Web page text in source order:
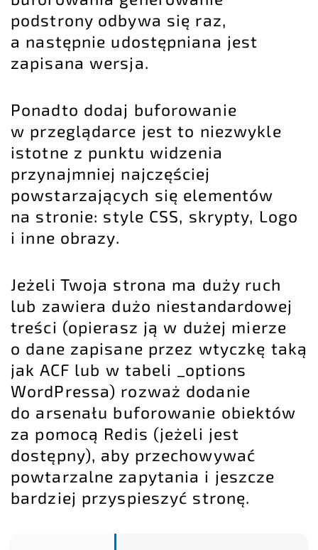
podstrony odbywa się raz,
a następnie udostępniana jest
zapisana wersja.
Ponadto dodaj buforowanie
w przeglądarce jest to niezwykle
istotne z punktu widzenia
przynajmniej najczęściej
powstarzających się elementów
na stronie: style CSS, skrypty, Logo
i inne obrazy.
Jeżeli Twoja strona ma duży ruch
lub zawiera dużo niestandardowej
treści (opierasz ją w dużej mierze
o dane zapisane przez wtyczkę taką
jak ACF lub w tabeli _options
WordPressa) rozważ dodanie
do arsenału buforowanie obiektów
za pomocą Redis (jeżeli jest
dostępny), aby przechowywać
powtarzalne zapytania i jeszcze
bardziej przyspieszyć stronę.